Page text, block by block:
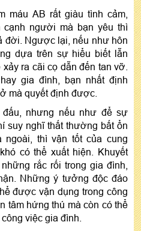
máu AB rất giàu tình cảm,
người mà bạn yêu thì
đời. Ngược lại, nếu như hôn
dựa trên sự hiểu biết lẫn
ra cãi cọ dẫn đến tan vỡ.
gia đình, bạn nhất định
mà quyết định được.
nhưng nếu như để sự
suy nghĩ thất thường bất ổn
thì vận tốt của cung
có thể xuất hiện. Khuyết
rắc rối trong gia đình,
Những ý tưởng độc đáo
được vận dụng trong công
tâm hứng thú mà còn có thể
việc gia đình.